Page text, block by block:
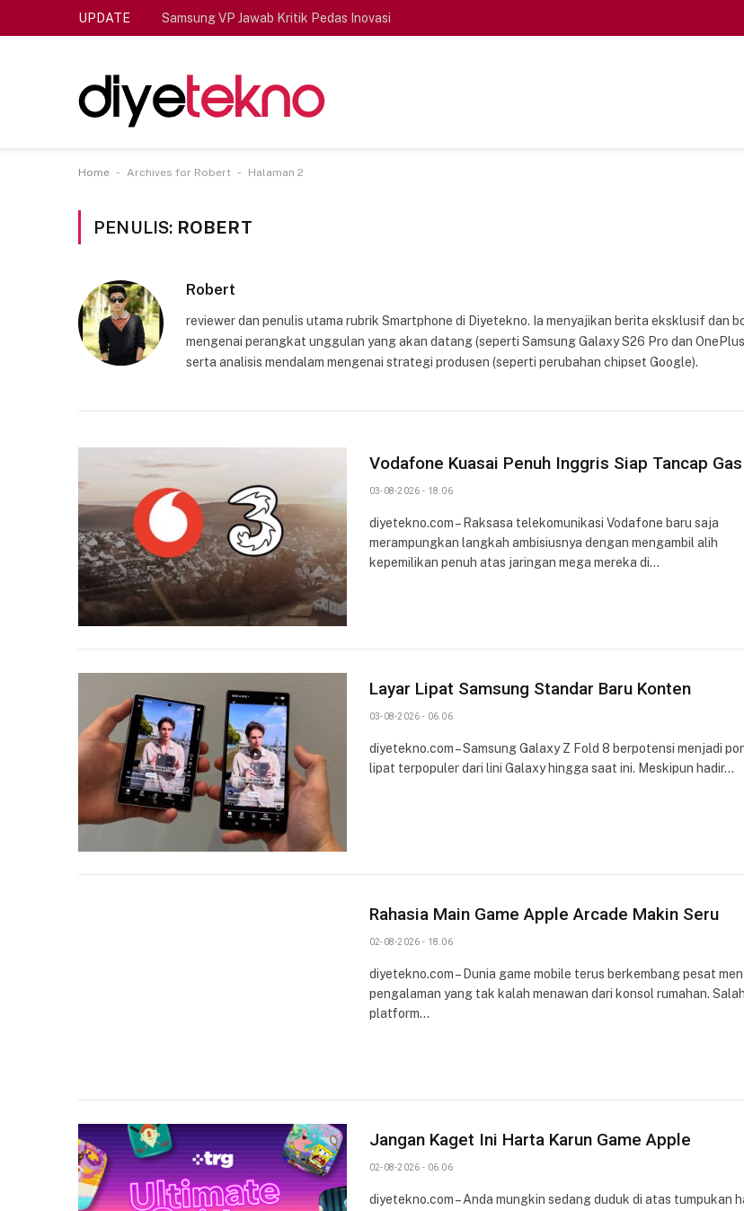
UPDATE Samsung VP Jawab Kritik Pedas Inovasi
Home - Archives for Robert - Halaman 2
PENULIS: ROBERT
Robert
reviewer dan penulis utama rubrik Smartphone di Diyetekno. Ia menyajikan berita eksklusif dan
mengenai perangkat unggulan yang akan datang (seperti Samsung Galaxy S26 Pro dan OnePlus
serta analisis mendalam mengenai strategi produsen (seperti perubahan chipset Google).
Vodafone Kuasai Penuh Inggris Siap Tancap Gas
03-08-2026 - 18.06
diyetekno.com – Raksasa telekomunikasi Vodafone baru saja
merampungkan langkah ambisiusnya dengan mengambil alih
kepemilikan penuh atas jaringan mega mereka di…
Layar Lipat Samsung Standar Baru Konten
03-08-2026 - 06.06
diyetekno.com – Samsung Galaxy Z Fold 8 berpotensi menjadi
lipat terpopuler dari lini Galaxy hingga saat ini. Meskipun hadir…
Rahasia Main Game Apple Arcade Makin Seru
02-08-2026 - 18.06
diyetekno.com – Dunia game mobile terus berkembang pesat
pengalaman yang tak kalah menawan dari konsol rumahan.
platform…
Jangan Kaget Ini Harta Karun Game Apple
02-08-2026 - 06.06
diyetekno.com – Anda mungkin sedang duduk di atas tumpukan